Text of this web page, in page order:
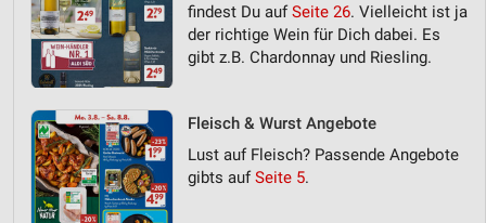
findest Du aufSeite 26. Vielleicht ist ja
der richtige Wein für Dich dabei. Es
gibt z.B. Chardonnay und Riesling.
Fleisch & Wurst Angebote
Lust auf Fleisch? Passende Angebote
gibts aufSeite 5.